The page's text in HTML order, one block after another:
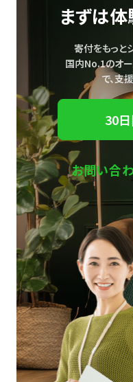
まずは体
寄付をもっと
国内No.1のオ
で、支
30
お問い合